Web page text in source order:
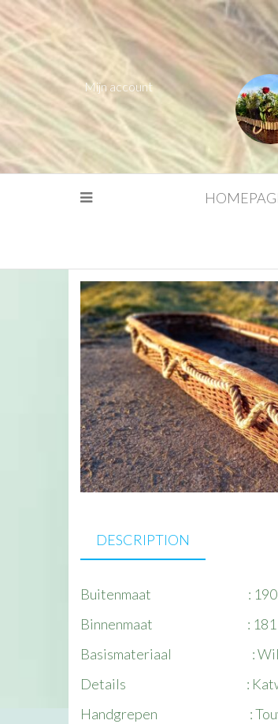
Mijn account
DESCRIPTION
Buitenmaat : 190 cm x
Binnenmaat : 181 cm x
Basismateriaal :
Details : Katwilghoepel
Handgrepen : Touw;